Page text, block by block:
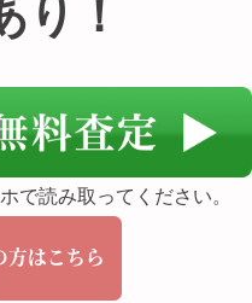
り！
で読み取ってください。